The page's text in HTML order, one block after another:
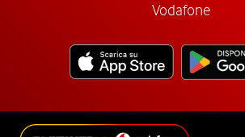
Vodafone